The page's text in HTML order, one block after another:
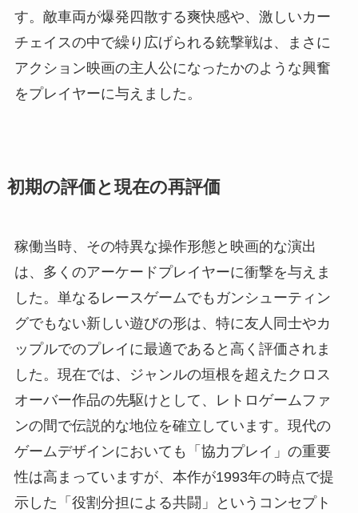
す。敵車両が爆発四散する爽快感や、激しいカー
チェイスの中で繰り広げられる銃撃戦は、まさに
アクション映画の主人公になったかのような興奮
をプレイヤーに与えました。
初期の評価と現在の再評価
稼働当時、その特異な操作形態と映画的な演出
は、多くのアーケードプレイヤーに衝撃を与えま
した。単なるレースゲームでもガンシューティン
グでもない新しい遊びの形は、特に友人同士やカ
ップルでのプレイに最適であると高く評価されま
した。現在では、ジャンルの垣根を超えたクロス
オーバー作品の先駆けとして、レトロゲームファ
ンの間で伝説的な地位を確立しています。現代の
ゲームデザインにおいても「協力プレイ」の重要
性は高まっていますが、本作が1993年の時点で提
示した「役割分担による共闘」というコンセプト